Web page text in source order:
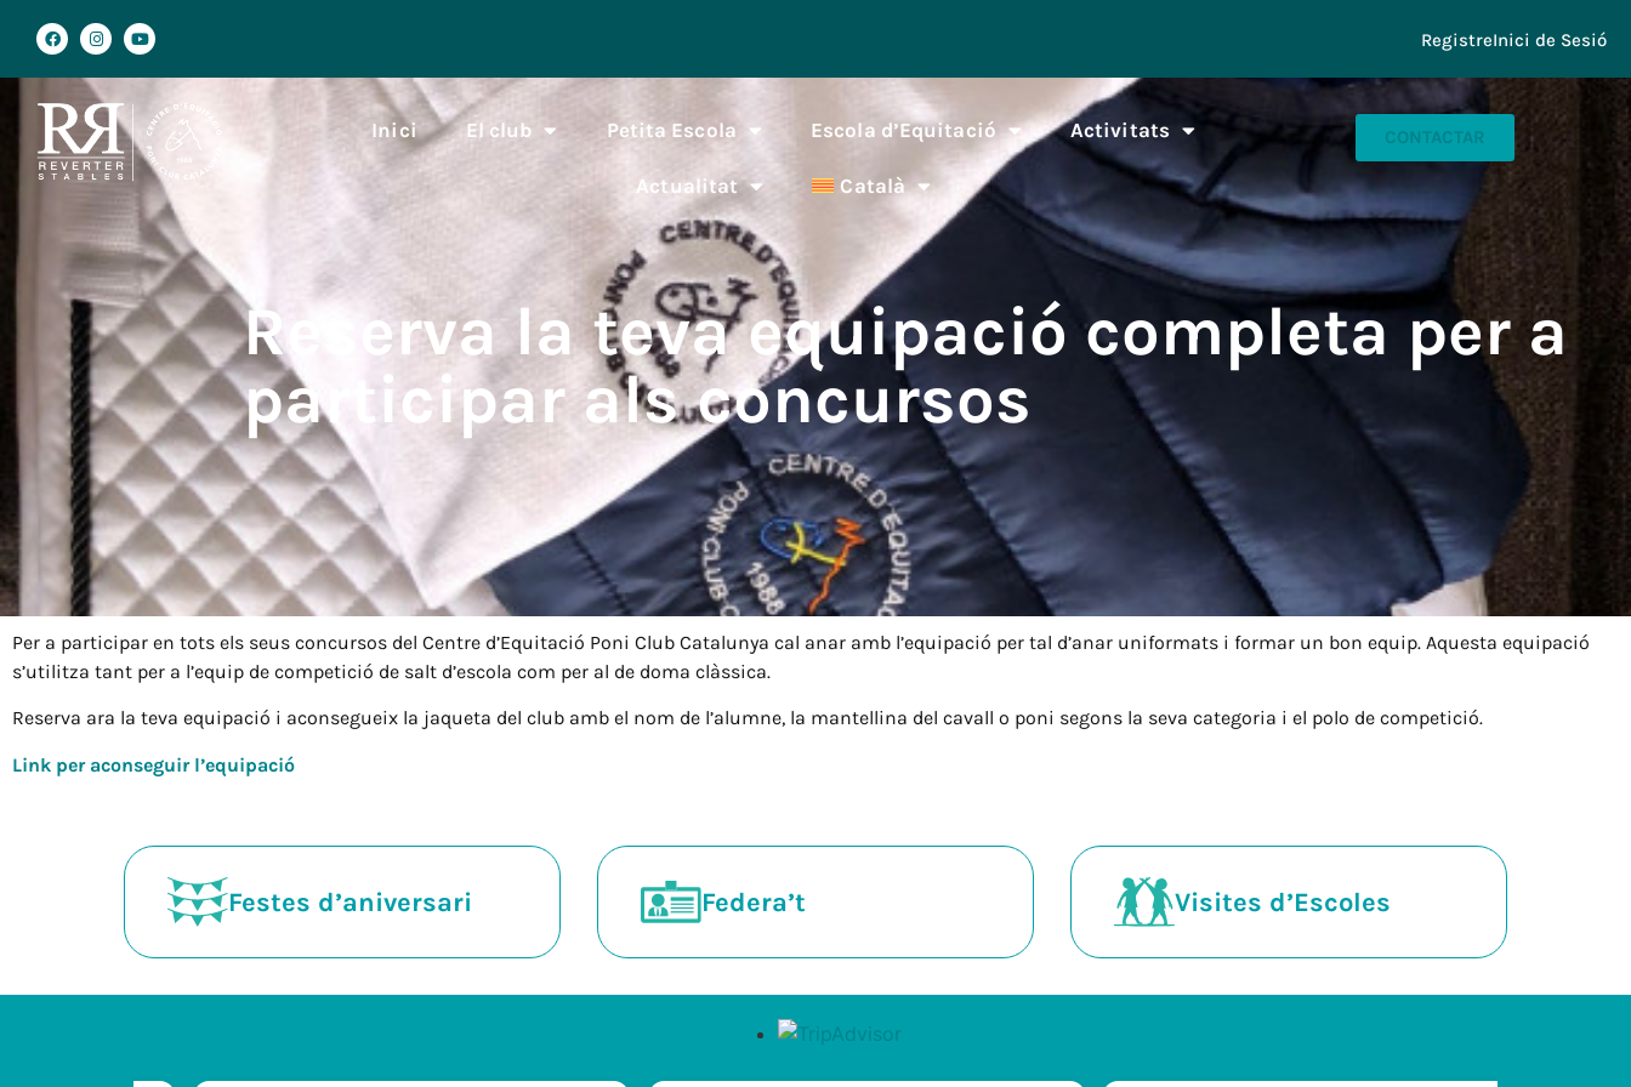
Inici de Sesió
Registre
Inici El club Petita Escola Escola d’Equitació Activitats
Actualitat Català
CONTACTAR
Reserva la teva equipació completa per a
participar als concursos
Per a participar en tots els seus concursos del Centre d’Equitació Poni Club Catalunya cal anar amb l’equipació per tal d’anar uniformats i formar un bon equip. Aquesta equipació
s’utilitza tant per a l’equip de competició de salt d’escola com per al de doma clàssica.
Reserva ara la teva equipació i aconsegueix la jaqueta del club amb el nom de l’alumne, la mantellina del cavall o poni segons la seva categoria i el polo de competició.
Link per aconseguir l’equipació
Festes d’aniversari Federa’t Visites d’Escoles